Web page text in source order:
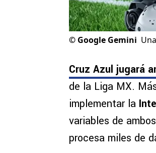
© Google Gemini
Cruz Azul jugará
de la Liga MX.
implementar la
variables de
procesa miles de